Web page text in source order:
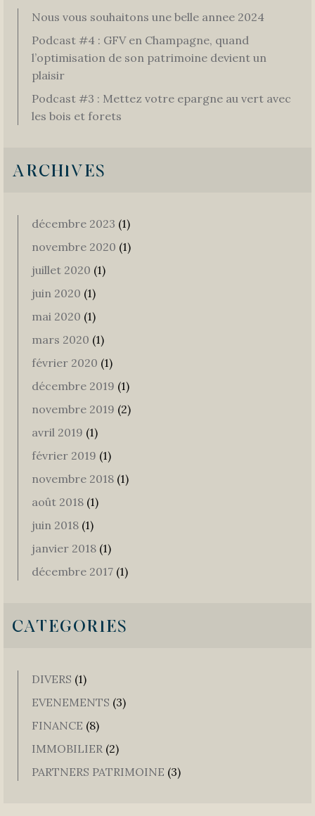
Nous vous souhaitons une belle annee 2024
Podcast #4 : GFV en Champagne, quand
l’optimisation de son patrimoine devient un
plaisir
Podcast #3 : Mettez votre epargne au vert avec
les bois et forets
ARCHIVES
décembre 2023 (1)
novembre 2020 (1)
juillet 2020 (1)
juin 2020 (1)
mai 2020 (1)
mars 2020 (1)
février 2020 (1)
décembre 2019 (1)
novembre 2019 (2)
avril 2019 (1)
février 2019 (1)
novembre 2018 (1)
août 2018 (1)
juin 2018 (1)
janvier 2018 (1)
décembre 2017 (1)
CATEGORIES
DIVERS (1)
EVENEMENTS (3)
FINANCE (8)
IMMOBILIER (2)
PARTNERS PATRIMOINE (3)